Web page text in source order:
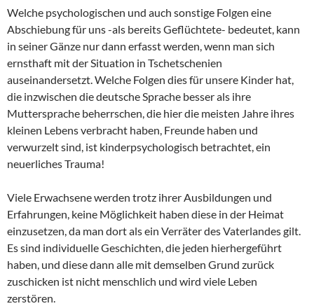
Welche psychologischen und auch sonstige Folgen eine
Abschiebung für uns -als bereits Geflüchtete- bedeutet, kann
in seiner Gänze nur dann erfasst werden, wenn man sich
ernsthaft mit der Situation in Tschetschenien
auseinandersetzt. Welche Folgen dies für unsere Kinder hat,
die inzwischen die deutsche Sprache besser als ihre
Muttersprache beherrschen, die hier die meisten Jahre ihres
kleinen Lebens verbracht haben, Freunde haben und
verwurzelt sind, ist kinderpsychologisch betrachtet, ein
neuerliches Trauma!
Viele Erwachsene werden trotz ihrer Ausbildungen und
Erfahrungen, keine Möglichkeit haben diese in der Heimat
einzusetzen, da man dort als ein Verräter des Vaterlandes gilt.
Es sind individuelle Geschichten, die jeden hierhergeführt
haben, und diese dann alle mit demselben Grund zurück
zuschicken ist nicht menschlich und wird viele Leben
zerstören.